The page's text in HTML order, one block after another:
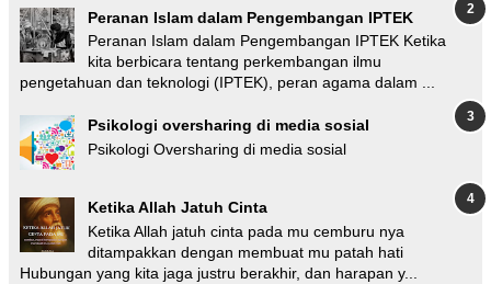
Peranan Islam dalam Pengembangan IPTEK
Peranan Islam dalam Pengembangan IPTEK Ketika
kita berbicara tentang perkembangan ilmu
pengetahuan dan teknologi (IPTEK), peran agama dalam ...
Psikologi oversharing di media sosial
Psikologi Oversharing di media sosial
Ketika Allah Jatuh Cinta
Ketika Allah jatuh cinta pada mu cemburu nya
ditampakkan dengan membuat mu patah hati
Hubungan yang kita jaga justru berakhir, dan harapan y...